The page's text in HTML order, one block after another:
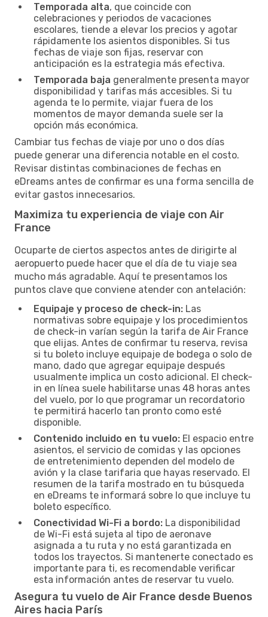
Temporada alta, que coincide con
celebraciones y periodos de vacaciones
escolares, tiende a elevar los precios y agotar
rápidamente los asientos disponibles. Si tus
fechas de viaje son fijas, reservar con
anticipación es la estrategia más efectiva.
Temporada baja generalmente presenta mayor
disponibilidad y tarifas más accesibles. Si tu
agenda te lo permite, viajar fuera de los
momentos de mayor demanda suele ser la
opción más económica.
Cambiar tus fechas de viaje por uno o dos días
puede generar una diferencia notable en el costo.
Revisar distintas combinaciones de fechas en
eDreams antes de confirmar es una forma sencilla de
evitar gastos innecesarios.
Maximiza tu experiencia de viaje con Air
France
Ocuparte de ciertos aspectos antes de dirigirte al
aeropuerto puede hacer que el día de tu viaje sea
mucho más agradable. Aquí te presentamos los
puntos clave que conviene atender con antelación:
Equipaje y proceso de check-in: Las
normativas sobre equipaje y los procedimientos
de check-in varían según la tarifa de Air France
que elijas. Antes de confirmar tu reserva, revisa
si tu boleto incluye equipaje de bodega o solo de
mano, dado que agregar equipaje después
usualmente implica un costo adicional. El check-
in en línea suele habilitarse unas 48 horas antes
del vuelo, por lo que programar un recordatorio
te permitirá hacerlo tan pronto como esté
disponible.
Contenido incluido en tu vuelo: El espacio entre
asientos, el servicio de comidas y las opciones
de entretenimiento dependen del modelo de
avión y la clase tarifaria que hayas reservado. El
resumen de la tarifa mostrado en tu búsqueda
en eDreams te informará sobre lo que incluye tu
boleto específico.
Conectividad Wi-Fi a bordo: La disponibilidad
de Wi-Fi está sujeta al tipo de aeronave
asignada a tu ruta y no está garantizada en
todos los trayectos. Si mantenerte conectado es
importante para ti, es recomendable verificar
esta información antes de reservar tu vuelo.
Asegura tu vuelo de Air France desde Buenos
Aires hacia París